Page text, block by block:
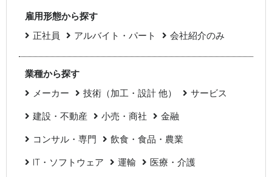
雇用形態から探す
正社員
アルバイト・パート 会社紹介のみ
業種から探す
メーカー
技術（加工・設計 他）
サービス
建設・不動産
小売・商社
金融
コンサル・専門
飲食・食品・農業
IT・ソフトウェア
運輸
医療・介護